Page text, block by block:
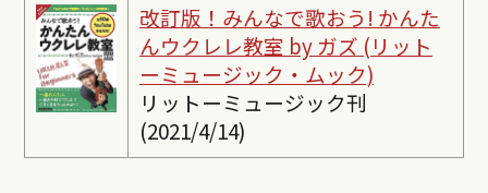
改訂版！みんなで歌おう! かんた
んウクレレ教室 by ガズ (リット
ーミュージック・ムック)
リットーミュージック刊
(2021/4/14)